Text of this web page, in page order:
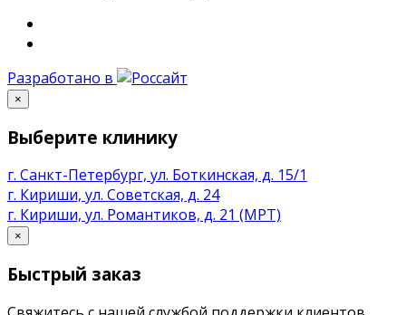
Разработано в
×
Выберите клинику
г. Санкт-Петербург, ул. Боткинская, д. 15/1
г. Кириши, ул. Советская, д. 24
г. Кириши, ул. Романтиков, д. 21 (МРТ)
×
Быстрый заказ